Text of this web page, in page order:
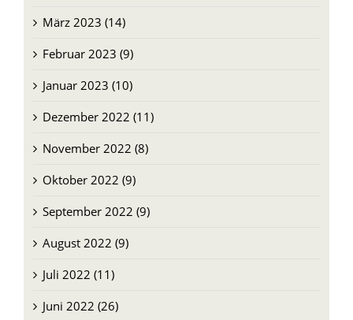
März 2023 (14)
Februar 2023 (9)
Januar 2023 (10)
Dezember 2022 (11)
November 2022 (8)
Oktober 2022 (9)
September 2022 (9)
August 2022 (9)
Juli 2022 (11)
Juni 2022 (26)